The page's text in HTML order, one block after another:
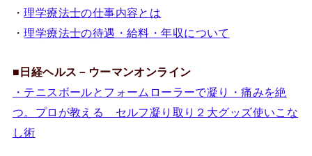
・理学療法士の仕事内容とは
・理学療法士の待遇・給料・年収について
■ 日経ヘルス－ウーマンオンライン
・テニスボールとフォームローラーで凝り・痛みを絶
つ。プロが教える セルフ凝り取り２大グッズ使いこな
し術